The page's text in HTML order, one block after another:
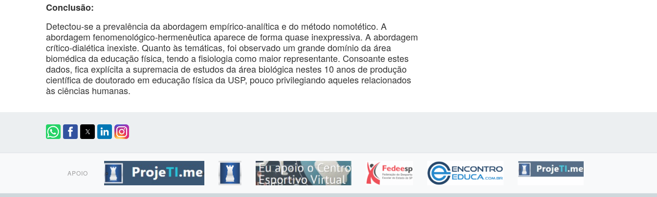
Conclusão:
Detectou-se a prevalência da abordagem empírico-analítica e do método nomotético. A
abordagem fenomenológico-hermenêutica aparece de forma quase inexpressiva. A abordagem
crítico-dialética inexiste. Quanto às temáticas, foi observado um grande domínio da área
biomédica da educação física, tendo a fisiologia como maior representante. Consoante estes
dados, fica explícita a supremacia de estudos da área biológica nestes 10 anos de produção
científica de doutorado em educação física da USP, pouco privilegiando aqueles relacionados
às ciências humanas.
APOIO